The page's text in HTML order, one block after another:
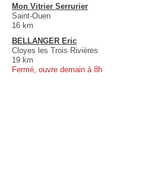
Mon Vitrier Serrurier
Saint-Ouen
16 km
BELLANGER Eric
Cloyes les Trois Rivières
19 km
Fermé, ouvre demain à 8h